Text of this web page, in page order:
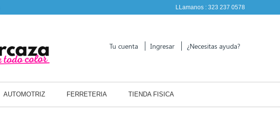
LLamanos : 323 237 0578
Tu cuenta Ingresar ¿Necesitas ayuda?
AUTOMOTRIZ FERRETERIA TIENDA FISICA